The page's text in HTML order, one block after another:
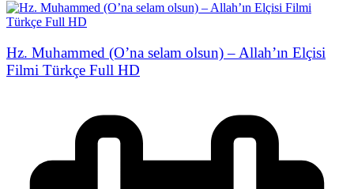
Hz. Muhammed (O’na selam olsun) – Allah’ın Elçisi
Filmi Türkçe Full HD